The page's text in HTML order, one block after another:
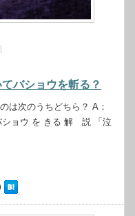
バショウを斬る？
は次のうちどちら？ A：
ショウ を きる 解 説 「泣